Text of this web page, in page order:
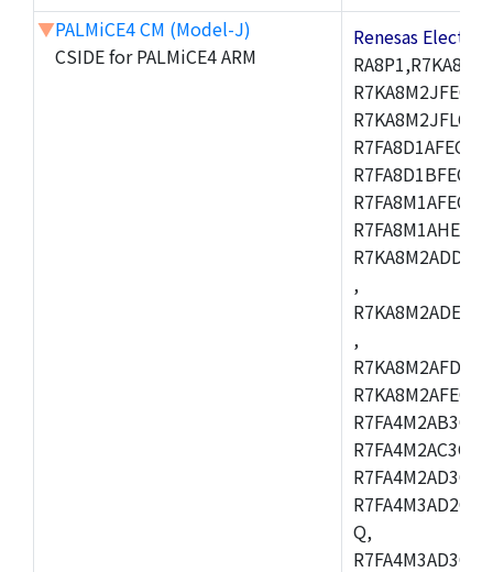
▼PALMiCE4 CM (Model-J)
CSIDE for PALMiCE4 ARM
Renesas
,
,
Q,